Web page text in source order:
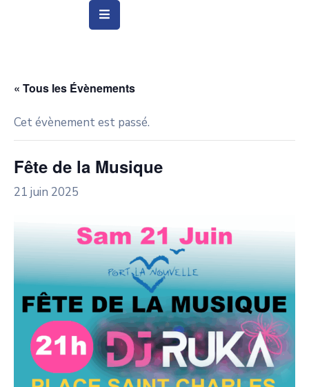
Vie
Social
&
Culture
« Tous les Évènements
Cet évènement est passé.
Fête de la Musique
21 juin 2025